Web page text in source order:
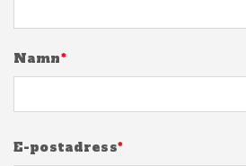
Namn*
E-postadress*